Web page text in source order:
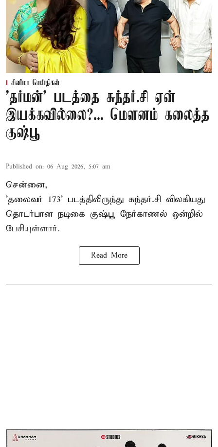
சினிமா செய்திகள்
'தர்மன்' படத்தை சுந்தர்.சி ஏன்
இயக்கவில்லை?... மௌனம் கலைத்த
குஷ்பூ
Published on: 06 Aug 2026, 5:07 am
சென்னை,
'தலைவர் 173' படத்திலிருந்து சுந்தர்.சி விலகியது
தொடர்பான நடிகை குஷ்பூ நேர்காணல் ஒன்றில்
பேசியுள்ளார்.
Read More